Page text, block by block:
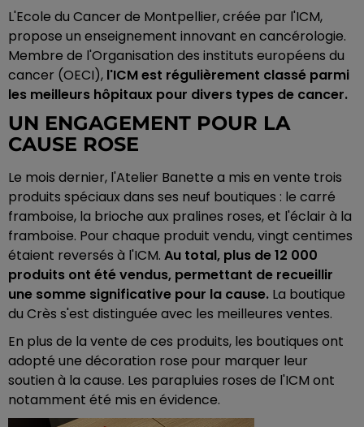
L'Ecole du Cancer de Montpellier, créée par l'ICM,
propose un enseignement innovant en cancérologie.
Membre de l'Organisation des instituts européens du
cancer (OECI), l'ICM est régulièrement classé parmi
les meilleurs hôpitaux pour divers types de cancer.
UN ENGAGEMENT POUR LA
CAUSE ROSE
Le mois dernier, l'Atelier Banette a mis en vente trois
produits spéciaux dans ses neuf boutiques : le carré
framboise, la brioche aux pralines roses, et l'éclair à la
framboise. Pour chaque produit vendu, vingt centimes
étaient reversés à l'ICM. Au total, plus de 12 000
produits ont été vendus, permettant de recueillir
une somme significative pour la cause. La boutique
du Crès s'est distinguée avec les meilleures ventes.
En plus de la vente de ces produits, les boutiques ont
adopté une décoration rose pour marquer leur
soutien à la cause. Les parapluies roses de l'ICM ont
notamment été mis en évidence.